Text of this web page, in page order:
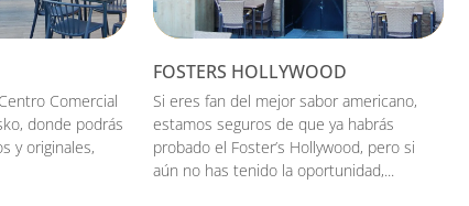
Comercial
donde podrás
y originales,
FOSTERS HOLLYWOOD
Si eres fan del mejor sabor americano,
estamos seguros de que ya habrás
probado el Foster’s Hollywood, pero si
aún no has tenido la oportunidad,...